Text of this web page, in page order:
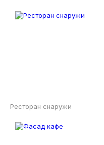
Ресторан снаружи